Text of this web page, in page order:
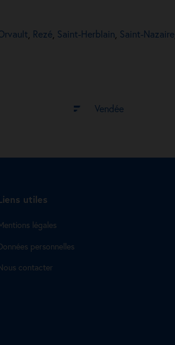
Rezé Saint-Herblain Saint-Nazaire
Vendée
utiles
légales
personnelles
contacter